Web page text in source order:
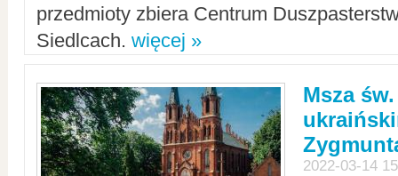
przedmioty zbiera Centrum
Siedlcach. więcej »
Msza
2022-03-14